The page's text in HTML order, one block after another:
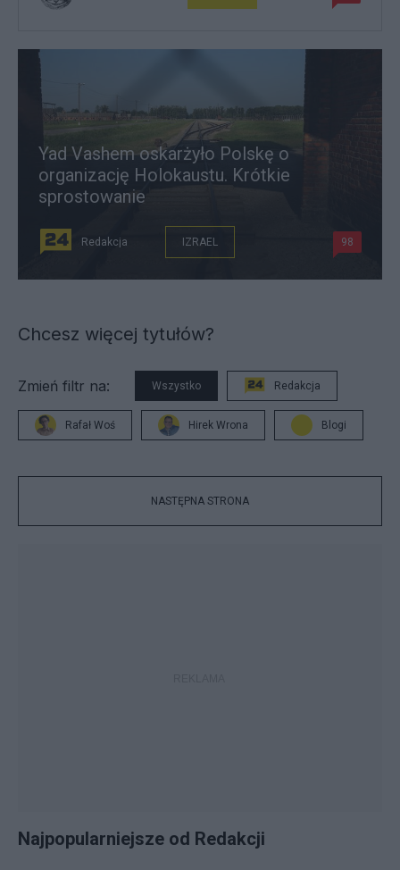
Yad Vashem oskarżyło Polskę o
organizację Holokaustu. Krótkie
sprostowanie
Redakcja IZRAEL 98
Chcesz więcej tytułów?
Zmień filtr na: Wszystko Redakcja
Rafał Woś Hirek Wrona Blogi
NASTĘPNA STRONA
Najpopularniejsze od Redakcji